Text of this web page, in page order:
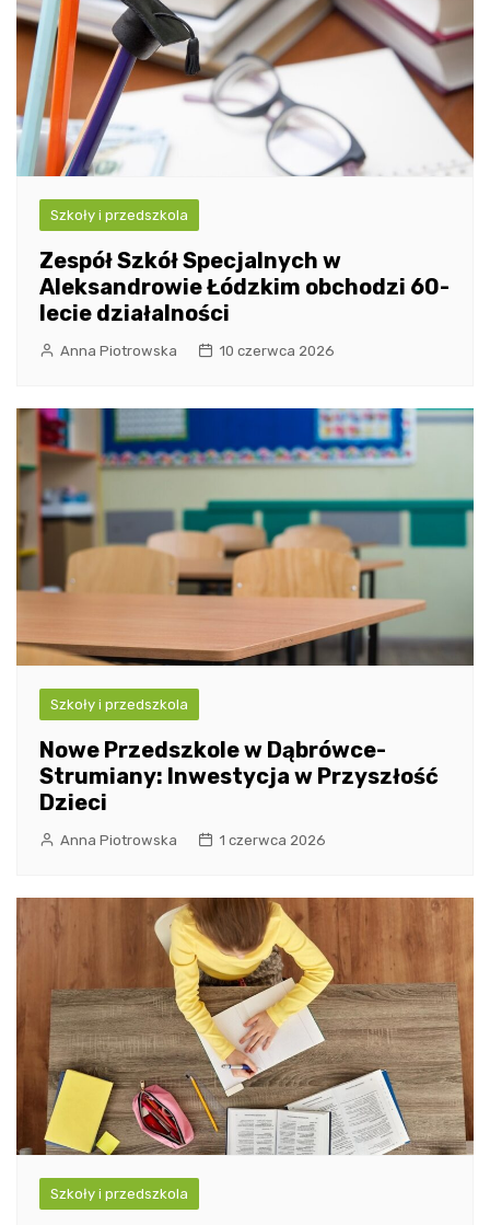
Szkoły i przedszkola
Zespół Szkół Specjalnych w
Aleksandrowie Łódzkim obchodzi 60-
lecie działalności
Anna Piotrowska 10 czerwca 2026
Szkoły i przedszkola
Nowe Przedszkole w Dąbrówce-
Strumiany: Inwestycja w Przyszłość
Dzieci
Anna Piotrowska 1 czerwca 2026
Szkoły i przedszkola